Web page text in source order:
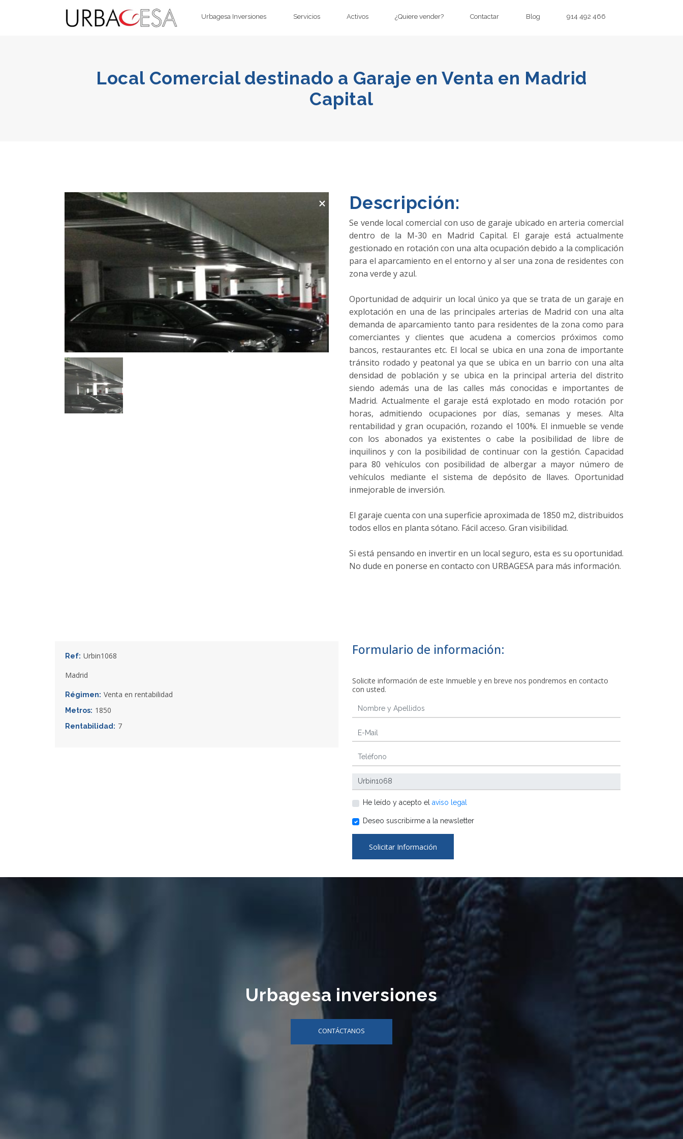
Urbagesa Inversiones Servicios Activos ¿Quiere vender? Contactar Blog 914 492 466
Local Comercial destinado a Garaje en Venta en Madrid
Capital
× Descripción:
Se vende local comercial con uso de garaje ubicado en arteria comercial
dentro de la M-30 en Madrid Capital. El garaje está actualmente
gestionado en rotación con una alta ocupación debido a la complicación
para el aparcamiento en el entorno y al ser una zona de residentes con
zona verde y azul.
Oportunidad de adquirir un local único ya que se trata de un garaje en
explotación en una de las principales arterias de Madrid con una alta
demanda de aparcamiento tanto para residentes de la zona como para
comerciantes y clientes que acudena a comercios próximos como
bancos, restaurantes etc. El local se ubica en una zona de importante
tránsito rodado y peatonal ya que se ubica en un barrio con una alta
densidad de población y se ubica en la principal arteria del distrito
siendo además una de las calles más conocidas e importantes de
Madrid. Actualmente el garaje está explotado en modo rotación por
horas, admitiendo ocupaciones por días, semanas y meses. Alta
rentabilidad y gran ocupación, rozando el 100%. El inmueble se vende
con los abonados ya existentes o cabe la posibilidad de libre de
inquilinos y con la posibilidad de continuar con la gestión. Capacidad
para 80 vehículos con posibilidad de albergar a mayor número de
vehículos mediante el sistema de depósito de llaves. Oportunidad
inmejorable de inversión.
El garaje cuenta con una superficie aproximada de 1850 m2, distribuidos
todos ellos en planta sótano. Fácil acceso. Gran visibilidad.
Si está pensando en invertir en un local seguro, esta es su oportunidad.
No dude en ponerse en contacto con URBAGESA para más información.
Ref: Urbin1068
Madrid
Régimen: Venta en rentabilidad
Metros: 1850
Rentabilidad: 7
Formulario de información:
Solicite información de este Inmueble y en breve nos pondremos en contacto
con usted.
He leído y acepto el aviso legal
Deseo suscribirme a la newsletter
Solicitar Información
Urbagesa inversiones
CONTÁCTANOS